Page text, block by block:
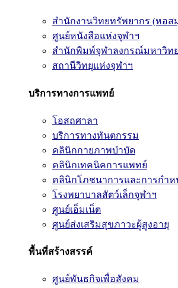
สำนักงานวิทยทรัพยากร (หอส
ศูนย์หนังสือแห่งจุฬาฯ
สำนักพิมพ์จุฬาลงกรณ์มหาวิท
สถานีวิทยุแห่งจุฬาฯ
บริการทางการแพทย์
โอสถศาลา
บริการทางทันตกรรม
คลินิกกายภาพบำบัด
คลินิกเทคนิคการแพทย์
คลินิกโภชนาการและการกำห
โรงพยาบาลสัตว์เล็กจุฬาฯ
ศูนย์เอ็มเน็ต
ศูนย์ส่งเสริมสุขภาวะผู้สูงอายุ
พื้นที่สร้างสรรค์
ศูนย์พันธกิจเพื่อสังคม